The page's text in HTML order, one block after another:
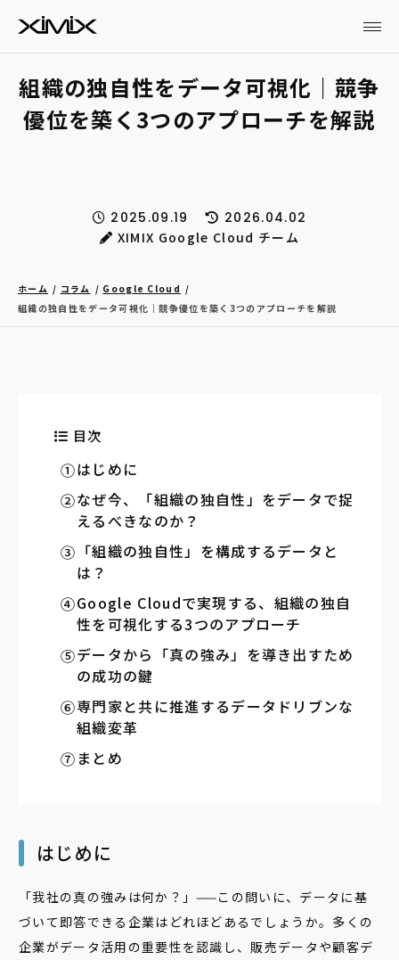
組織の独自性をデータ可視化｜競争
優位を築く3つのアプローチを解説
2025.09.19
2026.04.02
XIMIX Google Cloud チーム
ホーム コラム
Google Cloud
組織の独自性をデータ可視化｜競争優位を築く3つのアプローチを解説
目次
はじめに
なぜ今、「組織の独自性」をデータで捉
えるべきなのか？
「組織の独自性」を構成するデータと
は？
Google Cloudで実現する、組織の独自
性を可視化する3つのアプローチ
データから「真の強み」を導き出すため
の成功の鍵
専門家と共に推進するデータドリブンな
組織変革
まとめ
はじめに
「我社の真の強みは何か？」——この問いに、データに基
づいて即答できる企業はどれほどあるでしょうか。多くの
企業がデータ活用の重要性を認識し、販売データや顧客デ